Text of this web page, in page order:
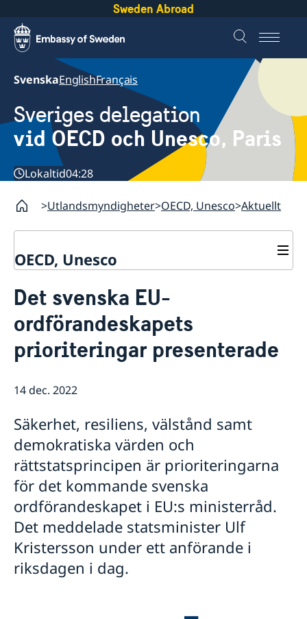
Sweden Abroad
SvenskaEnglishFrançais
Sveriges delegation
vid OECD och Unesco, Paris
Lokaltid04:28
Utlandsmyndigheter OECD, Unesco Aktuellt
OECD, Unesco
Om oss
Praktisk information för delegater
Sverige och OECD
OECD:s kommande program
Sverige och Unesco
Unescos kommande program
Adressregister - Medlemsländernas delegationer
Dataskyddspolicy (GDPR)
Aktuellt
Lediga tjänster
Det svenska EU-
ordförandeskapets
prioriteringar presenterade
14 dec. 2022
Säkerhet, resiliens, välstånd samt
demokratiska värden och
rättstatsprincipen är prioriteringarna
för det kommande svenska
ordförandeskapet i EU:s ministerråd.
Det meddelade statsminister Ulf
Kristersson under ett anförande i
riksdagen i dag.